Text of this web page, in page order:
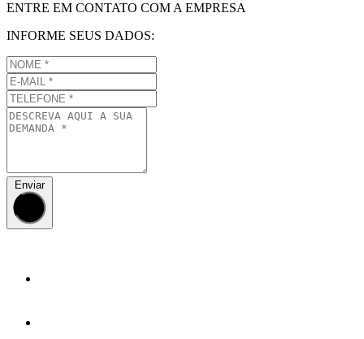
ENTRE EM CONTATO COM A EMPRESA
INFORME SEUS DADOS:
Enviar